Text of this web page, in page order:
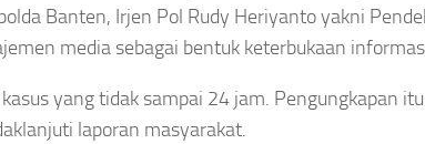
Banten, Irjen Pol Rudy Heriyanto yakni
media sebagai bentuk keterbukaan
yang tidak sampai 24 jam. Pengungkapan itu
laporan masyarakat.